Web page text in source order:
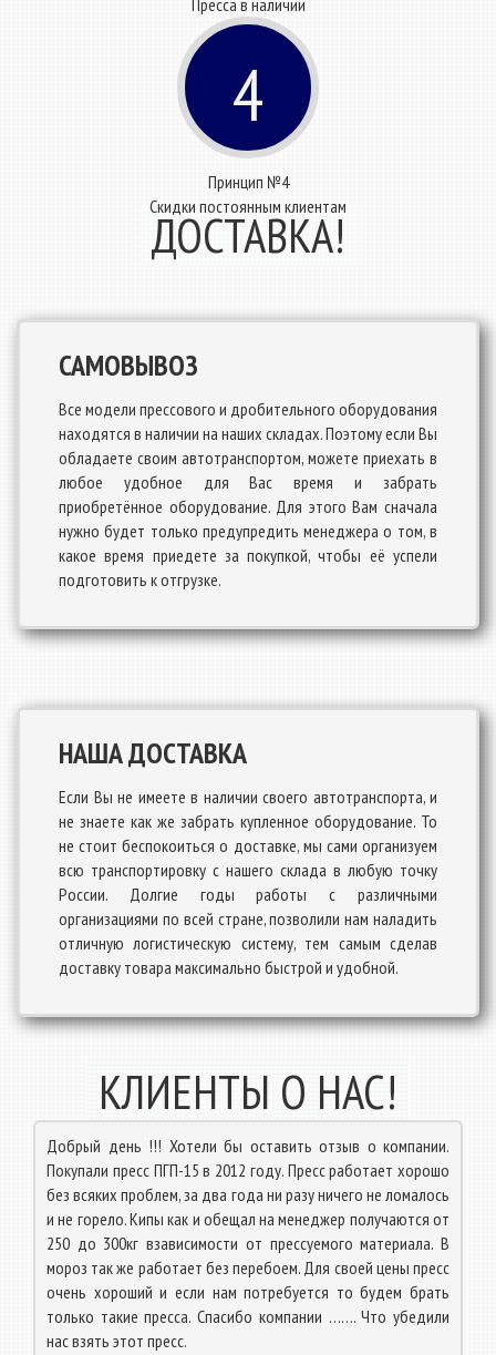
4
Принцип №4
Скидки постоянным клиентам
ДОСТАВКА!
САМОВЫВОЗ
Все модели прессового и дробительного оборудования
находятся в наличии на наших складах. Поэтому если Вы
обладаете своим автотранспортом, можете приехать в
любое удобное для Вас время и забрать
приобретённое оборудование. Для этого Вам сначала
нужно будет только предупредить менеджера о том, в
какое время приедете за покупкой, чтобы её успели
подготовить к отгрузке.
НАША ДОСТАВКА
Если Вы не имеете в наличии своего автотранспорта, и
не знаете как же забрать купленное оборудование. То
не стоит беспокоиться о доставке, мы сами организуем
всю транспортировку с нашего склада в любую точку
России. Долгие годы работы с различными
организациями по всей стране, позволили нам наладить
отличную логистическую систему, тем самым сделав
доставку товара максимально быстрой и удобной.
КЛИЕНТЫ О НАС!
Добрый день !!! Хотели бы оставить отзыв о компании.
Покупали пресс ПГП-15 в 2012 году. Пресс работает хорошо
без всяких проблем, за два года ни разу ничего не ломалось
и не горело. Кипы как и обещал на менеджер получаются от
250 до 300кг взависимости от прессуемого материала. В
мороз так же работает без перебоем. Для своей цены пресс
очень хороший и если нам потребуется то будем брать
только такие пресса. Спасибо компании ……. Что убедили
нас взять этот пресс.